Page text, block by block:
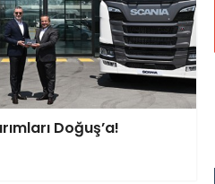
Doğuş’a!